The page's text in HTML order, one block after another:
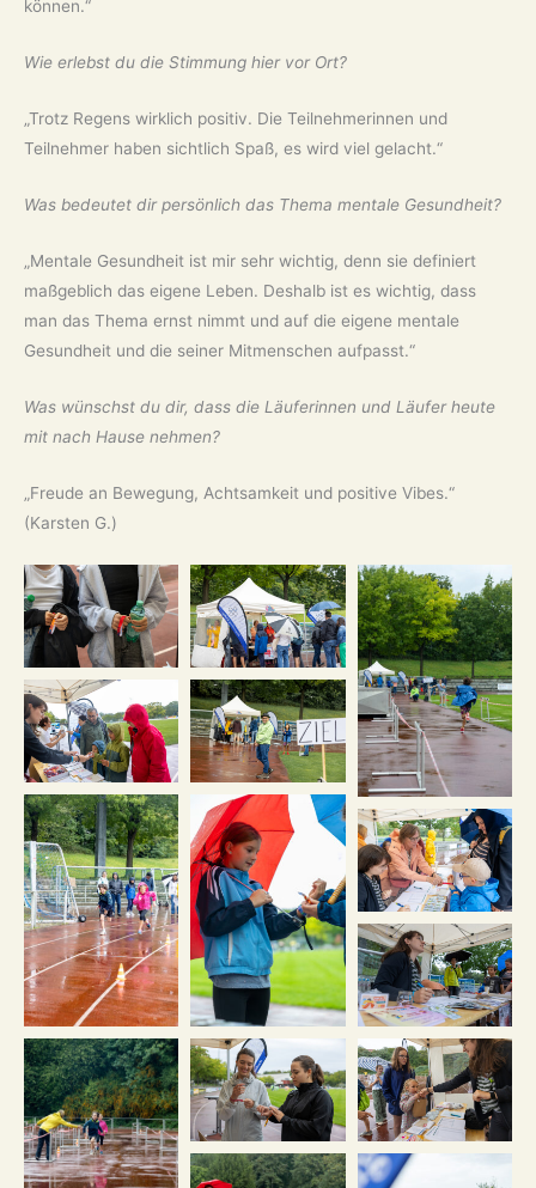
können.“
Wie erlebst du die Stimmung hier vor Ort?
„Trotz Regens wirklich positiv. Die Teilnehmerinnen und
Teilnehmer haben sichtlich Spaß, es wird viel gelacht.“
Was bedeutet dir persönlich das Thema mentale Gesundheit?
„Mentale Gesundheit ist mir sehr wichtig, denn sie definiert
maßgeblich das eigene Leben. Deshalb ist es wichtig, dass
man das Thema ernst nimmt und auf die eigene mentale
Gesundheit und die seiner Mitmenschen aufpasst.“
Was wünschst du dir, dass die Läuferinnen und Läufer heute
mit nach Hause nehmen?
„Freude an Bewegung, Achtsamkeit und positive Vibes.“
(Karsten G.)